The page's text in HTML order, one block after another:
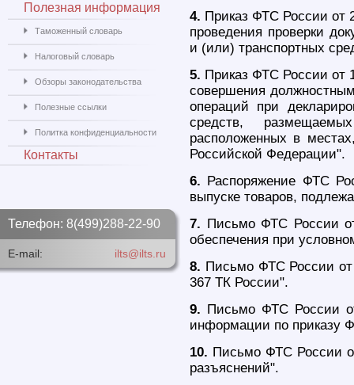
4. Приказ ФТС России от
проведения проверки
и (или) транспортных
5. Приказ ФТС России от
совершения
операций при
средств,
расположенных в
Российской Федерации".
6. Распоряжение ФТС
выпуске товаров,
7. Письмо ФТС России
обеспечения при
8. Письмо ФТС России
367 ТК России".
9. Письмо ФТС России
информации по приказу
10. Письмо ФТС России
разъяснений".
Полезная информация
Таможенный словарь
Налоговый словарь
Обзоры законодательства
Полезные ссылки
Политка конфиденциальности
Контакты
Телефон: 8(499)288-22-90
E-mail: ilts@ilts.ru